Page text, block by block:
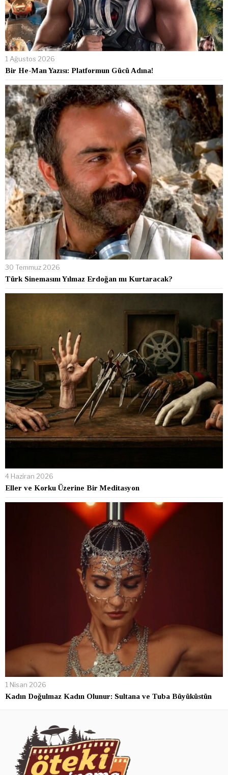
1 Ağustos 2026
Bir He-Man Yazısı: Platformun Gücü Adına!
30 Temmuz 2026
Türk Sinemasını Yılmaz Erdoğan mı Kurtaracak?
4 Haziran 2026
Eller ve Korku Üzerine Bir Meditasyon
1 Nisan 2026
Kadın Doğulmaz Kadın Olunur: Sultana ve Tuba Büyüküstün